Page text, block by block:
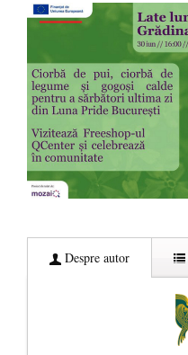
Despre autor